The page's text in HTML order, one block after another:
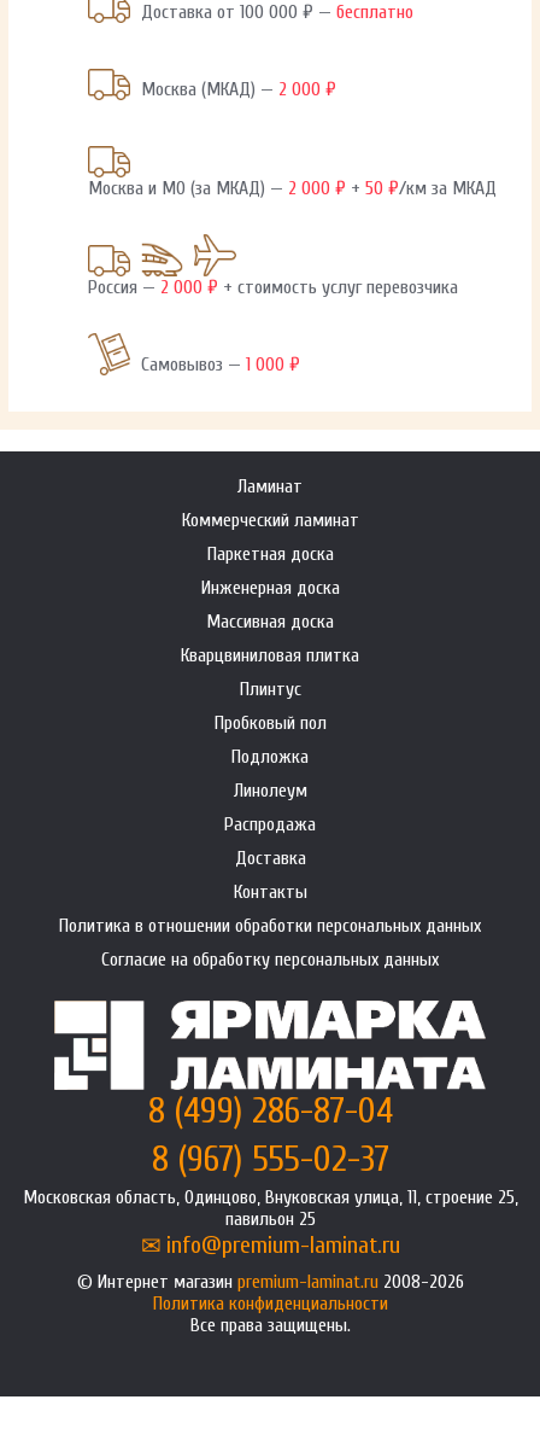
Доставка от 100 000 ₽ —бесплатно
Москва (МКАД) — 2 000 ₽
Москва и МО (за МКАД) — 2 000 ₽ +50 ₽/км за МКАД
Россия — 2 000 ₽ + стоимость услуг перевозчика
Самовывоз —1 000 ₽
Ламинат
Коммерческий ламинат
Паркетная доска
Инженерная доска
Массивная доска
Кварцвиниловая плитка
Плинтус
Пробковый пол
Подложка
Линолеум
Распродажа
Доставка
Контакты
Политика в отношении обработки персональных данных
Согласие на обработку персональных данных
8 (499) 286-87-04
8 (967) 555-02-37
Московская область, Одинцово, Внуковская улица, 11, строение 25,
павильон 25
info@premium-laminat.ru
Интернет магазин premium-laminat.ru2008-2026
Политика конфиденциальности
Все права защищены.